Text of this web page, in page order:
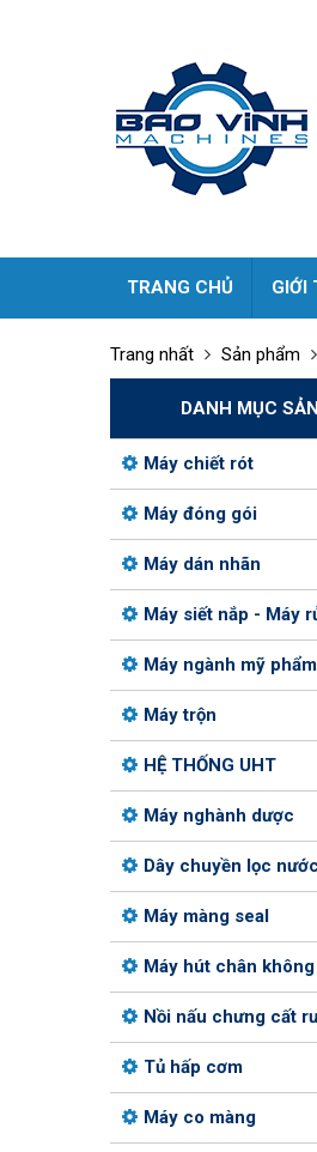
TRANG CHỦ GIỚI
Trang nhất Sản phẩm
DANH MỤC
Máy chiết rót
Máy đóng gói
Máy dán nhãn
Máy siết nắp - Máy
Máy ngành mỹ phẩm
Máy trộn
HỆ THỐNG UHT
Máy nghành dược
Dây chuyền lọc
Máy màng seal
Máy hút chân không
Nồi nấu chưng cất
Tủ hấp cơm
Máy co màng